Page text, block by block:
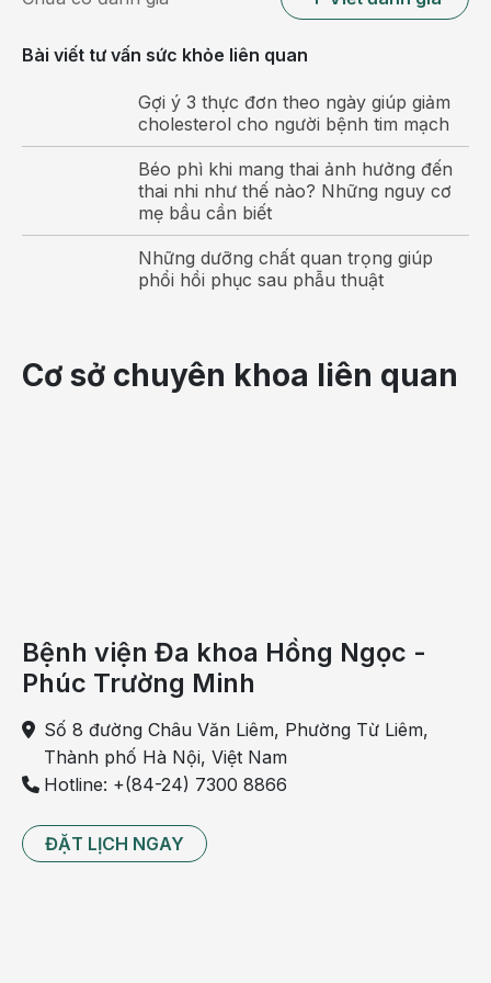
rõ ràng và tỷ lệ chính xác cao hơn siêu âm.
Phương pháp tốt nhất trong chẩn đoán bệnh vì tỷ lệ chính
xác cao, kết quả rõ ràng hình dạng và vị trí u.
Có thể bạn quan tâm:
Sỏi đường mật và cách chữa trị hiệu
Vị trí của túi mật
Điều trị u cơ tuyến mật
Bài viết tư vấn sức khỏe liên quan
Gợi ý 3 thực đơn theo ngày giúp giảm
cholesterol cho người bệnh tim mạch
Béo phì khi mang thai ảnh hưởng đến
thai nhi như thế nào? Những nguy cơ
mẹ bầu cần biết
Những dưỡng chất quan trọng giúp
phổi hồi phục sau phẫu thuật
Cơ sở chuyên khoa liên quan
Bệnh viện Đa khoa Hồng Ngọc -
Phúc Trường Minh
Số 8 đường Châu Văn Liêm, Phường Từ Liêm,
Thành phố Hà Nội, Việt Nam
Hotline: +(84-24) 7300 8866
ĐẶT LỊCH NGAY